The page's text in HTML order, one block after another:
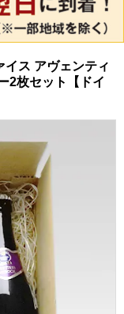
ス アヴェンティ
2枚セット【ドイ